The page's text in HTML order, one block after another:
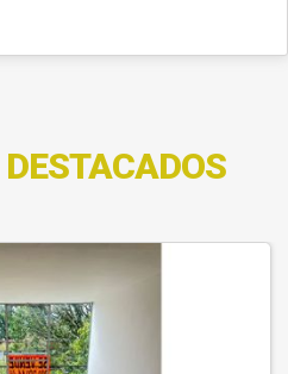
DESTACADOS